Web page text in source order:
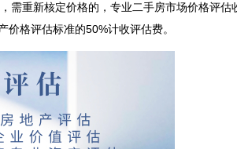
需重新核定价格的， 专业二手房市场价格评估
价格评估标准的50%计收评估费。